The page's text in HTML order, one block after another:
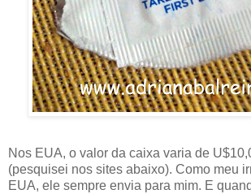
Nos EUA, o valor da caixa varia de
(pesquisei nos sites abaixo). Como meu
EUA, ele sempre envia para mim. E